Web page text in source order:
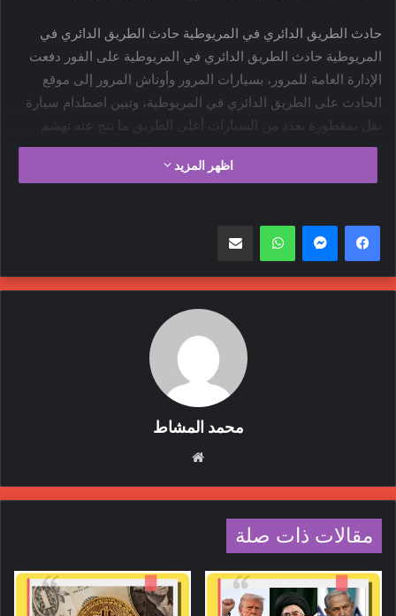
حادث الطريق الدائري في المريوطية حادث الطريق الدائري في
المريوطية حادث الطريق الدائري في المريوطية على الفور دفعت
الإدارة العامة للمرور، بسيارات المرور وأوناش المرور إلى موقع
الحادث على الطريق الدائري في المريوطية، وتبين اصطدام سيارة
نقل بمقطورة بعدد من السيارات أعلى الطريق ما نتج عنه تهشم
السيارات تماما ووقوع إصابات بين قائدي وراكبي السيارات
اظهر المزيد
واتساب
محمد المشاط
مقالات ذات صلة